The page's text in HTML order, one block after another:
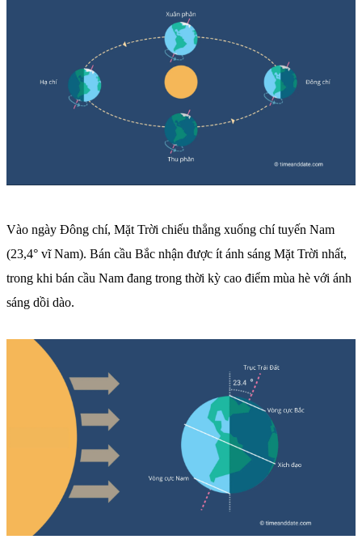
Vào ngày Đông chí, Mặt Trời chiếu thẳng xuống chí tuyến Nam
(23,4° vĩ Nam). Bán cầu Bắc nhận được ít ánh sáng Mặt Trời nhất,
trong khi bán cầu Nam đang trong thời kỳ cao điểm mùa hè với ánh
sáng dồi dào.